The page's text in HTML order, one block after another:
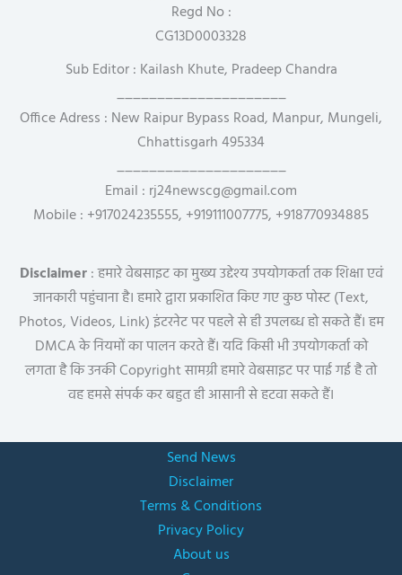
Regd No :
CG13D0003328
Sub Editor : Kailash Khute, Pradeep Chandra
_____________________
Office Adress : New Raipur Bypass Road, Manpur, Mungeli,
Chhattisgarh 495334
_____________________
Email : rj24newscg@gmail.com
Mobile : +917024235555, +919111007775, +918770934885
Disclaimer: हमारे वेबसाइट का मुख्य उद्देश्य उपयोगकर्ता तक शिक्षा एवं
जानकारी पहुंचाना है। हमारे द्वारा प्रकाशित किए गए कुछ पोस्ट (Text,
Photos, Videos, Link) इंटरनेट पर पहले से ही उपलब्ध हो सकते हैं। हम
DMCA के नियमों का पालन करते हैं। यदि किसी भी उपयोगकर्ता को
लगता है कि उनकी Copyright सामग्री हमारे वेबसाइट पर पाई गई है तो
वह हमसे संपर्क कर बहुत ही आसानी से हटवा सकते हैं।
Send News
Disclaimer
Terms & Conditions
Privacy Policy
About us